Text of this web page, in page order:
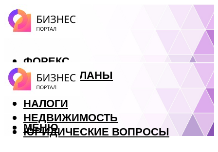
ФОРЕКС
БИЗНЕС ПЛАНЫ
КРЕДИТЫ
НАЛОГИ
НЕДВИЖИМОСТЬ
ЮРИДИЧЕСКИЕ ВОПРОСЫ
МЕНЮ